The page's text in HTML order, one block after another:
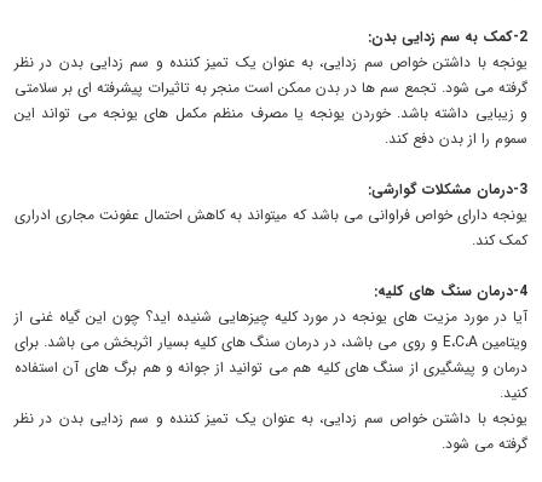
2-کمک به سم زدایی بدن:
یونجه با داشتن خواص سم زدایی، به عنوان یک تمیز کننده و سم زدایی بدن در نظر
گرفته می شود. تجمع سم ها در بدن ممکن است منجر به تاثیرات پیشرفته ای بر سلامتی
و زیبایی داشته باشد. خوردن یونجه یا مصرف منظم مکمل های یونجه می تواند این
سموم را از بدن دفع کند.
3-درمان مشکلات گوارشی:
یونجه دارای خواص فراوانی می باشد که میتواند به کاهش احتمال عفونت مجاری ادراری
کمک کند.
4-درمان سنگ های کلیه:
آیا در مورد مزیت های یونجه در مورد کلیه چیزهایی شنیده اید؟ چون این گیاه غنی از
ویتامین E،C،A و روی می باشد، در درمان سنگ های کلیه بسیار اثربخش می باشد. برای
درمان و پیشگیری از سنگ های کلیه هم می توانید از جوانه و هم برگ های آن استفاده
کنید.
یونجه با داشتن خواص سم زدایی، به عنوان یک تمیز کننده و سم زدایی بدن در نظر
گرفته می شود.